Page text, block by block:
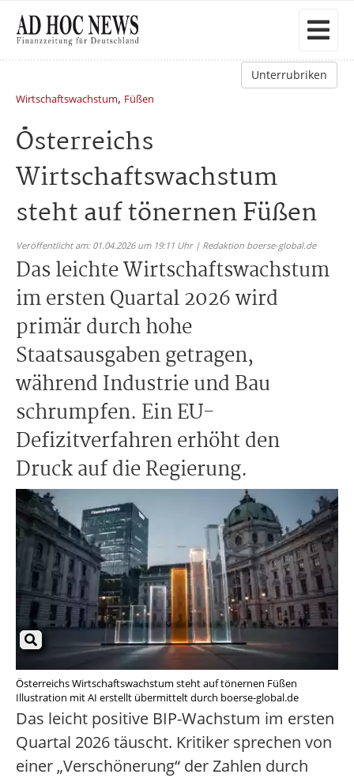
Unterrubriken
Wirtschaftswachstum, Füßen
Österreichs
Wirtschaftswachstum
steht auf tönernen Füßen
Veröffentlicht am: 01.04.2026 um 19:11 Uhr | Redaktion boerse-global.de
Das leichte Wirtschaftswachstum
im ersten Quartal 2026 wird
primär durch hohe
Staatsausgaben getragen,
während Industrie und Bau
schrumpfen. Ein EU-
Defizitverfahren erhöht den
Druck auf die Regierung.
Österreichs Wirtschaftswachstum steht auf tönernen Füßen
Illustration mit AI erstellt übermittelt durch boerse-global.de
Das leicht positive BIP-Wachstum im ersten
Quartal 2026 täuscht. Kritiker sprechen von
einer „Verschönerung“ der Zahlen durch